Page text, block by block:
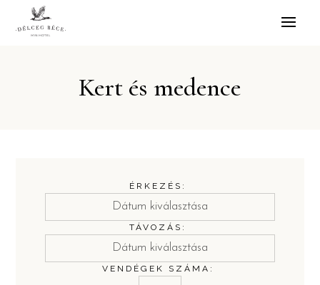
Kert és medence
ÉRKEZÉS:
TÁVOZÁS:
VENDÉGEK SZÁMA: